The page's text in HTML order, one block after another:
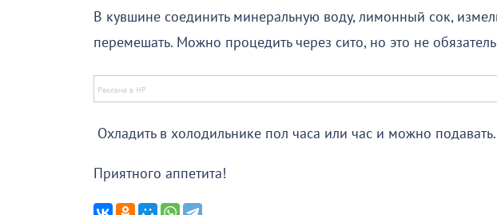
В кувшине соединить минеральную воду, лимонный сок,
перемешать. Можно процедить через сито, но это не
Охладить в холодильнике пол часа или час и можно подавать.
Приятного аппетита!